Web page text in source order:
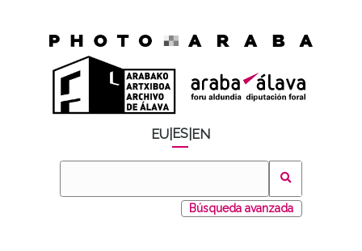
EU ES EN
Búsqueda avanzada